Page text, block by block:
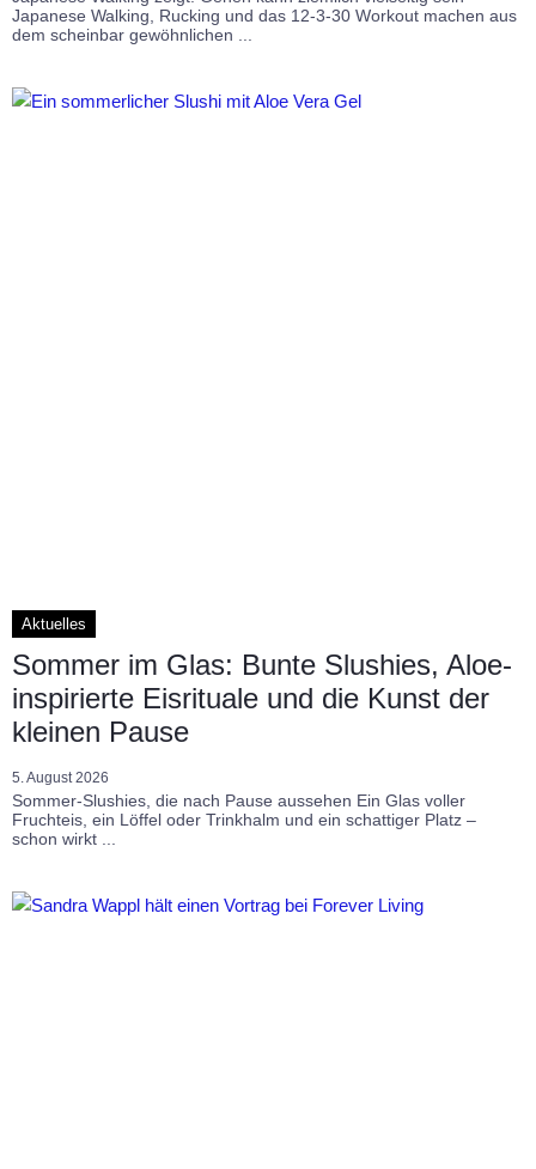
Japanese Walking, Rucking und das 12-3-30 Workout machen aus
dem scheinbar gewöhnlichen ...
Aktuelles
Sommer im Glas: Bunte Slushies, Aloe-
inspirierte Eisrituale und die Kunst der
kleinen Pause
5. August 2026
Sommer-Slushies, die nach Pause aussehen Ein Glas voller
Fruchteis, ein Löffel oder Trinkhalm und ein schattiger Platz –
schon wirkt ...